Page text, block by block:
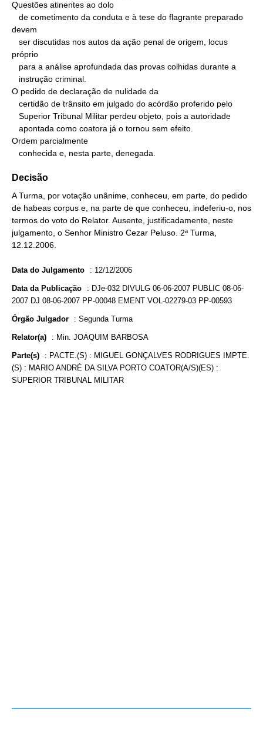
Questões atinentes ao dolo
devem
próprio
O pedido de declaração de nulidade da
Ordem parcialmente
   conhecida e, nesta parte, denegada.
Decisão
A Turma, por votação unânime, conheceu, em parte, do pedido
de habeas corpus e, na parte de que conheceu, indeferiu-o, nos
termos do voto do Relator. Ausente, justificadamente, neste
julgamento, o Senhor Ministro Cezar Peluso. 2ª Turma,
12.12.2006.
Data do Julgamento : 12/12/2006
Data da Publicação : DJe-032 DIVULG 06-06-2007 PUBLIC 08-06-
2007 DJ 08-06-2007 PP-00048 EMENT VOL-02279-03 PP-00593
Órgão Julgador : Segunda Turma
Relator(a) : Min. JOAQUIM BARBOSA
Parte(s) : PACTE.(S) : MIGUEL GONÇALVES RODRIGUES IMPTE.
(S) : MARIO ANDRÉ DA SILVA PORTO COATOR(A/S)(ES) :
SUPERIOR TRIBUNAL MILITAR